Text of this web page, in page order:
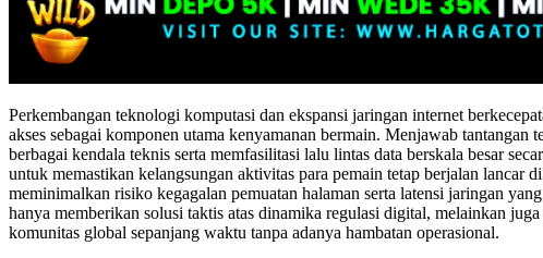
Perkembangan teknologi komputasi dan ekspansi jaringan internet
akses sebagai komponen utama kenyamanan bermain. Menjawab
berbagai kendala teknis serta memfasilitasi lalu lintas data berskala besar
untuk memastikan kelangsungan aktivitas para pemain tetap berjalan
meminimalkan risiko kegagalan pemuatan halaman serta latensi jaringan
hanya memberikan solusi taktis atas dinamika regulasi digital, melainkan
komunitas global sepanjang waktu tanpa adanya hambatan operasional.